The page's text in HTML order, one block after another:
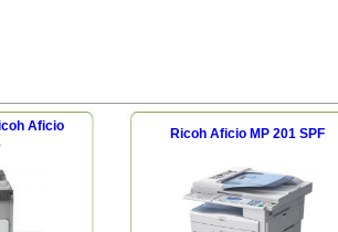
Aficio
Ricoh Aficio MP 201 SPF